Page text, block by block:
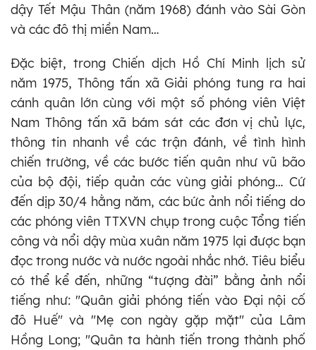
dậy Tết Mậu Thân (năm 1968) đánh vào Sài Gòn
và các đô thị miền Nam…
Đặc biệt, trong Chiến dịch Hồ Chí Minh lịch sử
năm 1975, Thông tấn xã Giải phóng tung ra hai
cánh quân lớn cùng với một số phóng viên Việt
Nam Thông tấn xã bám sát các đơn vị chủ lực,
thông tin nhanh về các trận đánh, về tình hình
chiến trường, về các bước tiến quân như vũ bão
của bộ đội, tiếp quản các vùng giải phóng… Cứ
đến dịp 30/4 hằng năm, các bức ảnh nổi tiếng do
các phóng viên TTXVN chụp trong cuộc Tổng tiến
công và nổi dậy mùa xuân năm 1975 lại được bạn
đọc trong nước và nước ngoài nhắc nhớ. Tiêu biểu
có thể kể đến, những “tượng đài” bằng ảnh nổi
tiếng như: "Quân giải phóng tiến vào Đại nội cố
đô Huế" và "Mẹ con ngày gặp mặt" của Lâm
Hồng Long; "Quân ta hành tiến trong thành phố